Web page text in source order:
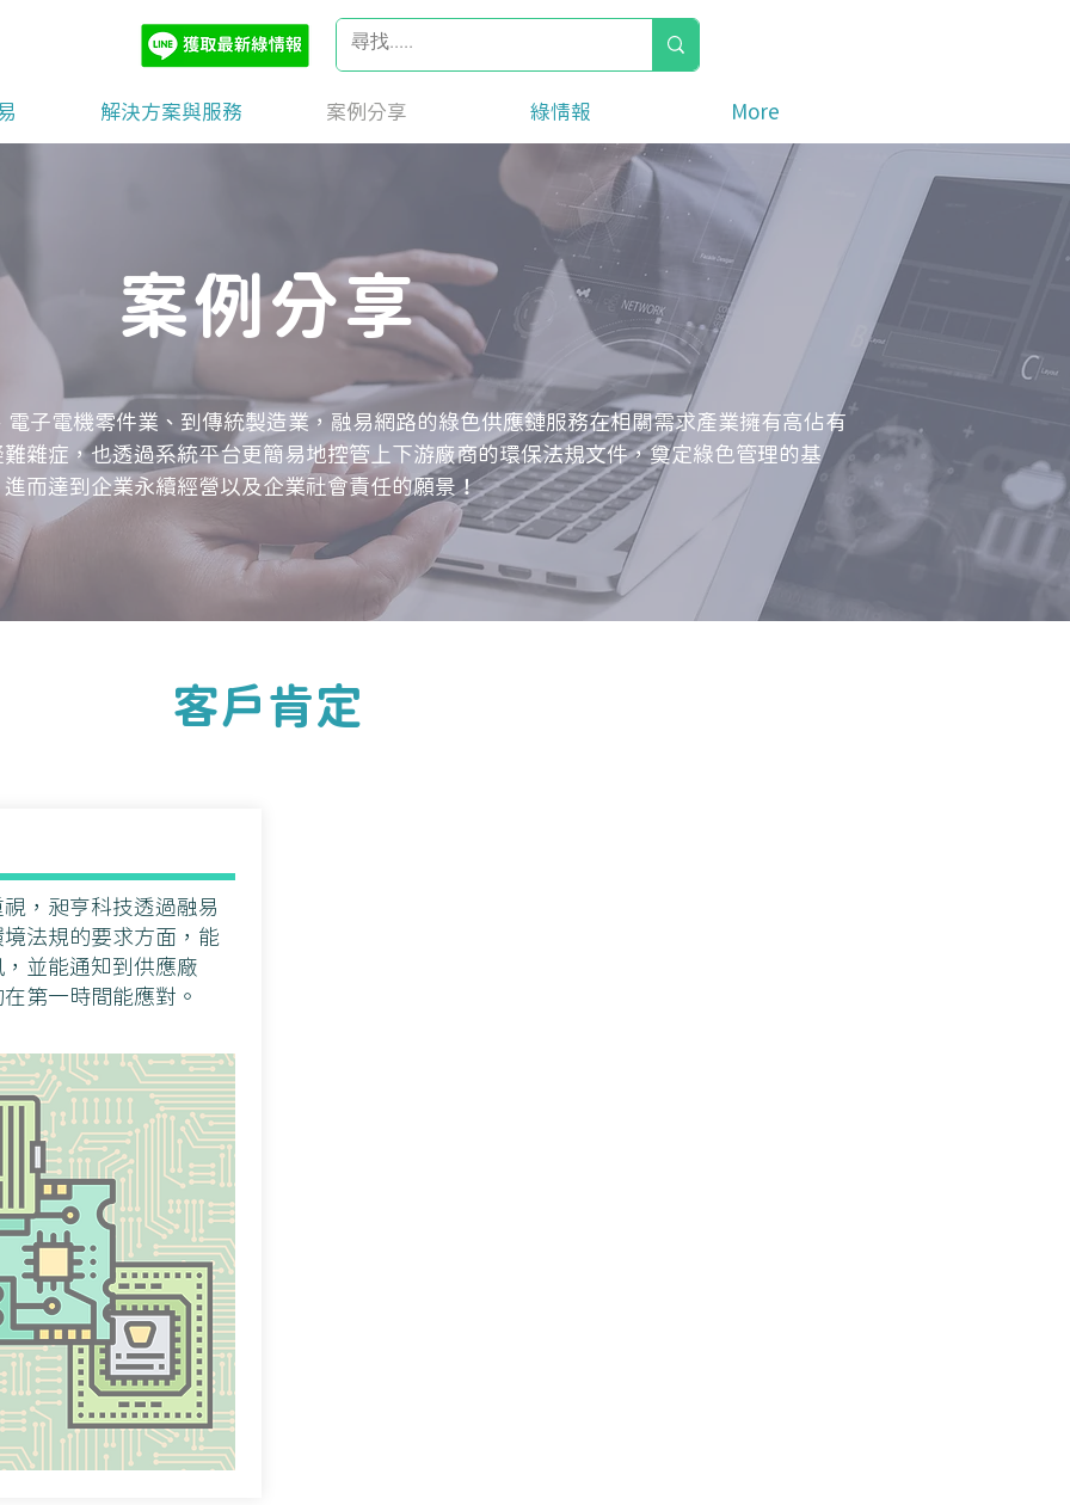
解決方案與服務 案例分享 綠情報 More
案例分享
子電機零件業、到傳統製造業，融易網路的綠色供應鏈服務在相關需求產業擁有高佔有
雜症，也透過系統平台更簡易地控管上下游廠商的環保法規文件，奠定綠色管理的基
而達到企業永續經營以及企業社會責任的願景！
客戶肯定
，昶亨科技透過融易
法規的要求方面，能
並能通知到供應廠
第一時間能應對。